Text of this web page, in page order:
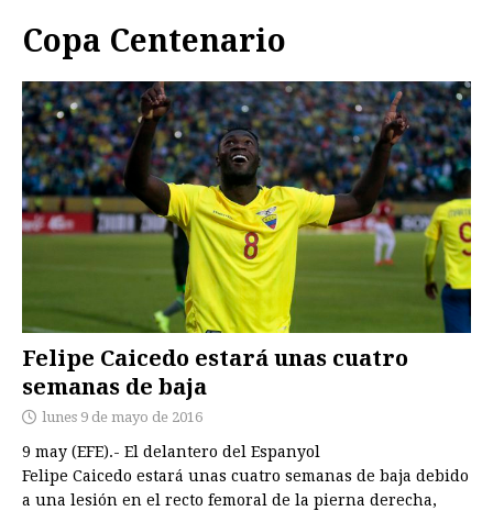
Copa Centenario
Felipe Caicedo estará unas cuatro
semanas de baja
lunes 9 de mayo de 2016
9 may (EFE).- El delantero del Espanyol
Felipe Caicedo estará unas cuatro semanas de baja debido
a una lesión en el recto femoral de la pierna derecha,